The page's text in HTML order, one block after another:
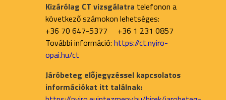
Kizárólag CT vizsgálatra telefonon a
következő számokon lehetséges:
+36 70 647-5377 +36 1 231 0857
További információ: https://ct.nyiro-
opai.hu/ct
Járóbeteg előjegyzéssel kapcsolatos
információkat itt találnak: